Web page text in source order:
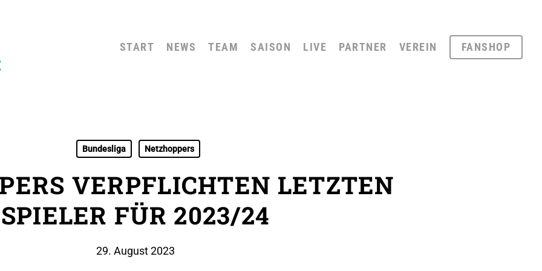
START NEWS TEAM SAISON LIVE PARTNER VEREIN FANSHOP
Bundesliga Netzhoppers
VERPFLICHTEN LETZTEN
SPIELER FÜR 2023/24
29. August 2023